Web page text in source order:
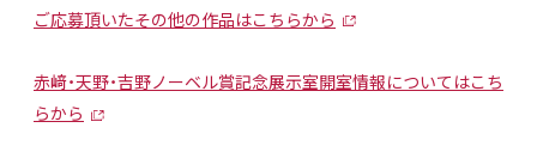
ご応募頂いたその他の作品はこちらから
赤﨑・天野・吉野ノーベル賞記念展示室開室情報についてはこち
らから